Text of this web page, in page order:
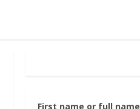
First name or full name